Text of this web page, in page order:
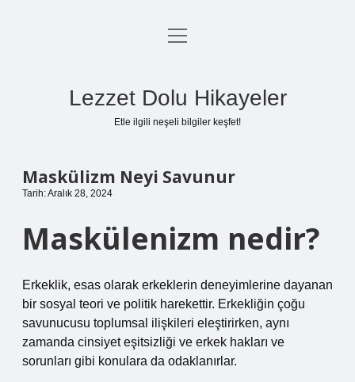
Anasayfa
menüyü
Lezzet Dolu Hikayeler
Etle ilgili neşeli bilgiler keşfet!
Maskülizm Neyi Savunur
Tarih: Aralık 28, 2024
Maskülenizm nedir?
Erkeklik, esas olarak erkeklerin deneyimlerine dayanan
bir sosyal teori ve politik harekettir. Erkekliğin çoğu
savunucusu toplumsal ilişkileri eleştirirken, aynı
zamanda cinsiyet eşitsizliği ve erkek hakları ve
sorunları gibi konulara da odaklanırlar.